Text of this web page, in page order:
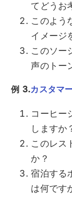
てどうお
このよう
イメージ
このソー
声のトー
例 3.カスタマ
コーヒー
しますか
このレス
か？
宿泊する
は何です